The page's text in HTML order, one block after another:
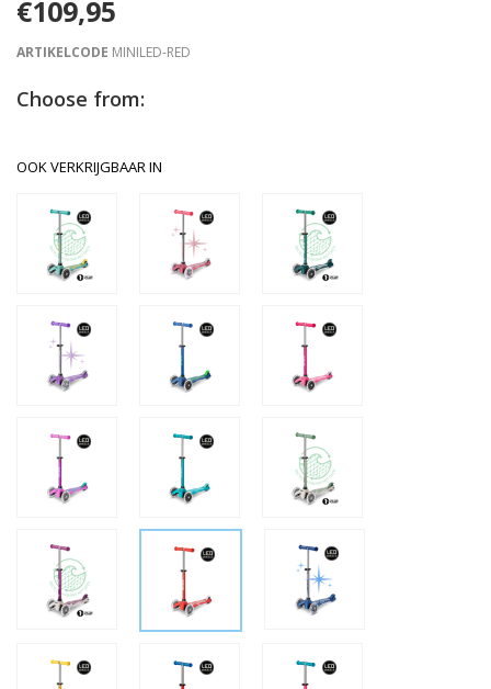
€109,95
ARTIKELCODE MINILED-RED
Choose from:
OOK VERKRIJGBAAR IN